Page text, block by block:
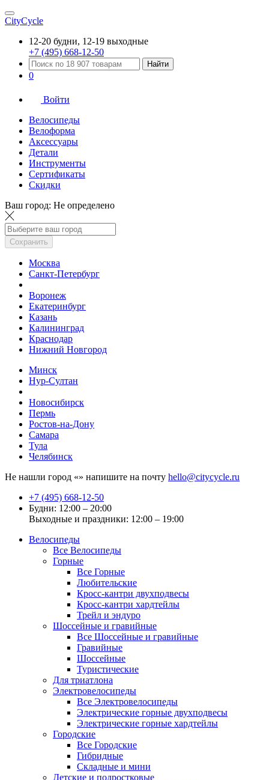
CityCycle
12-20 будни, 12-19 выходные
+7 (495) 668-12-50
Найти
0
Войти
Велосипеды
Велоформа
Аксессуары
Детали
Инструменты
Сертификаты
Скидки
Ваш город: Не определено
Сохранить
Москва
Санкт-Петербург
Воронеж
Екатеринбург
Казань
Калининград
Краснодар
Нижний Новгород
Минск
Нур-Султан
Новосибирск
Пермь
Ростов-на-Дону
Самара
Тула
Челябинск
Не нашли город «» напишите на почту hello@citycycle.ru
+7 (495) 668-12-50
Будни: 12:00 – 20:00
Выходные и праздники: 12:00 – 19:00
Велосипеды
Все Велосипеды
Горные
Все Горные
Любительские
Кросс-кантри двухподвесы
Кросс-кантри хардтейлы
Трейл и эндуро
Шоссейные и гравийные
Все Шоссейные и гравийные
Гравийные
Шоссейные
Туристические
Для триатлона
Электровелосипеды
Все Электровелосипеды
Электрические горные двухподвесы
Электрические горные хардтейлы
Городские
Все Городские
Гибридные
Складные и мини
Детские и подростковые